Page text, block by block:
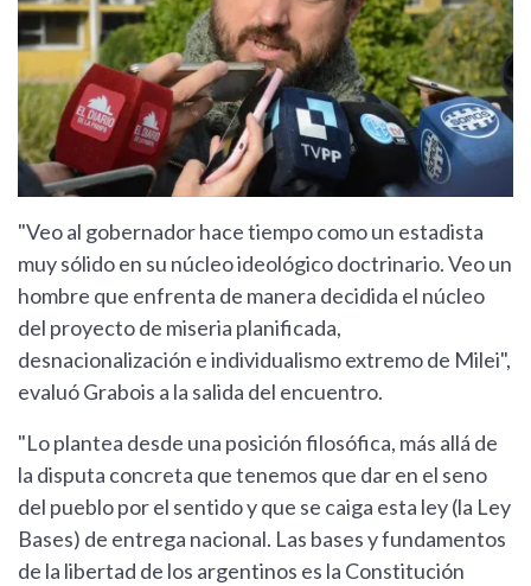
"Veo al gobernador hace tiempo como un estadista
muy sólido en su núcleo ideológico doctrinario. Veo un
hombre que enfrenta de manera decidida el núcleo
del proyecto de miseria planificada,
desnacionalización e individualismo extremo de Milei",
evaluó Grabois a la salida del encuentro.
"Lo plantea desde una posición filosófica, más allá de
la disputa concreta que tenemos que dar en el seno
del pueblo por el sentido y que se caiga esta ley (la Ley
Bases) de entrega nacional. Las bases y fundamentos
de la libertad de los argentinos es la Constitución